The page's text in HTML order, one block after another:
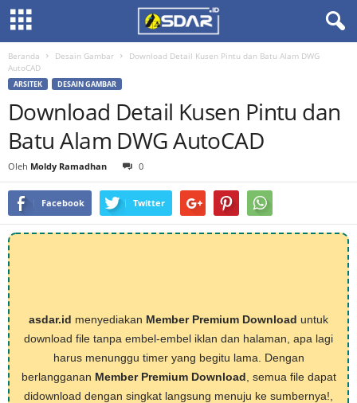
Beranda Desain Gambar
Download Detail Kusen Pintu dan Batu Alam DWG
AutoCAD
ARSITEK DESAIN GAMBAR
Download Detail Kusen Pintu dan
Batu Alam DWG AutoCAD
Oleh Moldy Ramadhan 0
Facebook Twitter
asdar.id menyediakan Member Premium Download untuk
download file tanpa embel-embel iklan dan halaman, apa lagi
harus menunggu timer yang begitu lama. Dengan
berlangganan Member Premium Download , semua file dapat
didownload dengan singkat langsung menuju ke sumbernya!,